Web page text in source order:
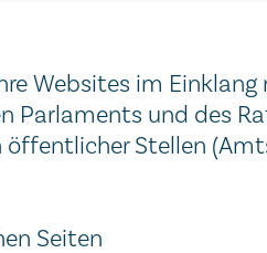
Websites im
Parlaments und des
Stellen
Seiten